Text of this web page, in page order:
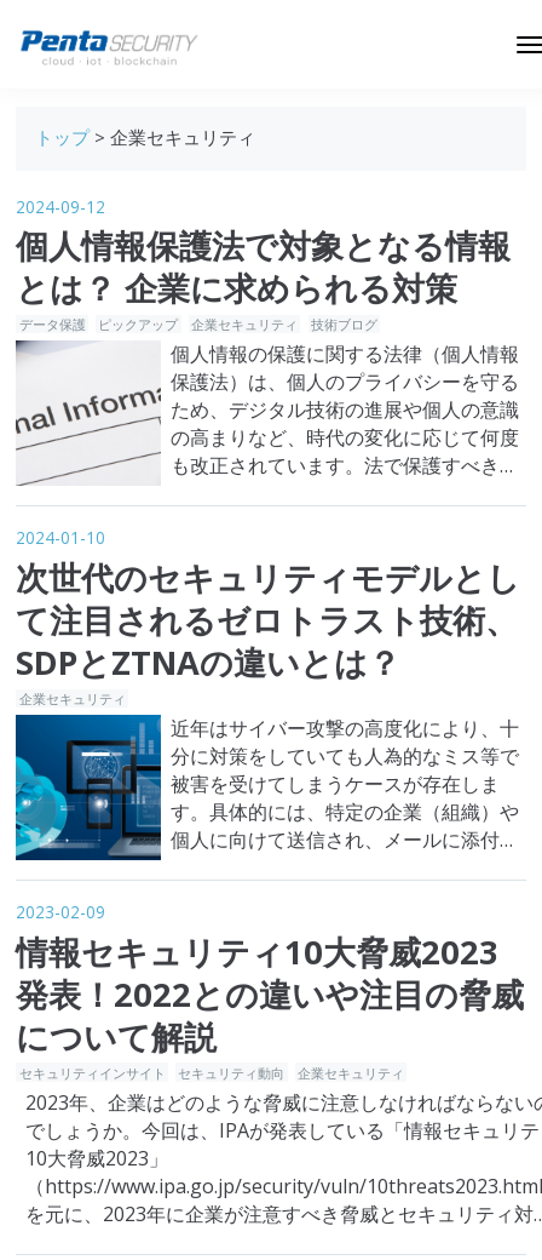
データ保護
セキュリティインサイト
技術ブログ
トップ> 企業セキュリティ
2024-09-12
個人情報保護法で対象となる情報
とは？ 企業に求められる対策
データ保護 ピックアップ 企業セキュリティ 技術ブログ
個人情報の保護に関する法律（個人情報
保護法）は、個人のプライバシーを守る
ため、デジタル技術の進展や個人の意識
の高まりなど、時代の変化に応じて何度
も改正されています。法で保護すべき個
微情報も含まれます。これらの情報は、
個人を識別できるすべての要素を意味
し、企業や公的機関はこれらを適切に保
護し、法…
2024-01-10
次世代のセキュリティモデルとし
て注目されるゼロトラスト技術、
SDPとZTNAの違いとは？
企業セキュリティ
近年はサイバー攻撃の高度化により、十
分に対策をしていても人為的なミス等で
被害を受けてしまうケースが存在しま
す。具体的には、特定の企業（組織）や
個人に向けて送信され、メールに添付し
被害が起きてしまう、といったケースで
す。高度化したサイバー攻撃に対しても
被害が最小化できるセキュリティの考え
方が、…
2023-02-09
情報セキュリティ10大脅威2023
発表！2022との違いや注目の脅威
について解説
セキュリティインサイト セキュリティ動向 企業セキュリティ
2023年、企業はどのような脅威に注意しなければならない
でしょうか。今回は、IPAが発表している「情報セキュリ
10大脅威2023」
（https://www.ipa.go.jp/security/vuln/
を元に、2023年に企業が注意すべき脅威とセキュリティ対